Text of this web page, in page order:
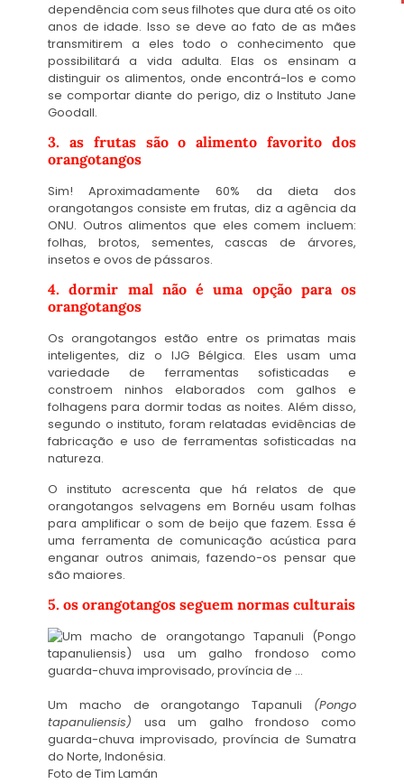
dependência com seus filhotes que dura até os oito
anos de idade. Isso se deve ao fato de as mães
transmitirem a eles todo o conhecimento que
possibilitará a vida adulta. Elas os ensinam a
distinguir os alimentos, onde encontrá-los e como
se comportar diante do perigo, diz o Instituto Jane
Goodall.
3. as frutas são o alimento favorito dos
orangotangos
Sim! Aproximadamente 60% da dieta dos
orangotangos consiste em frutas, diz a agência da
ONU. Outros alimentos que eles comem incluem:
folhas, brotos, sementes, cascas de árvores,
insetos e ovos de pássaros.
4. dormir mal não é uma opção para os
orangotangos
Os orangotangos estão entre os primatas mais
inteligentes, diz o IJG Bélgica. Eles usam uma
variedade de ferramentas sofisticadas e
constroem ninhos elaborados com galhos e
folhagens para dormir todas as noites. Além disso,
segundo o instituto, foram relatadas evidências de
fabricação e uso de ferramentas sofisticadas na
natureza.
O instituto acrescenta que há relatos de que
orangotangos selvagens em Bornéu usam folhas
para amplificar o som de beijo que fazem. Essa é
uma ferramenta de comunicação acústica para
enganar outros animais, fazendo-os pensar que
são maiores.
5. os orangotangos seguem normas culturais
Um macho de orangotango Tapanuli (Pongo
tapanuliensis)usa um galho frondoso como
guarda-chuva improvisado, província de Sumatra
do Norte, Indonésia.
Foto de Tim Lamán